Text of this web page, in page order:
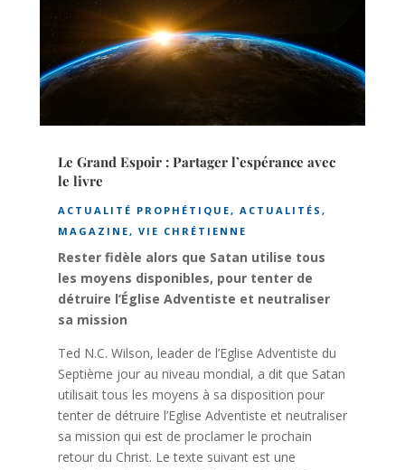
Le Grand Espoir : Partager l’espérance avec
le livre
ACTUALITÉ PROPHÉTIQUE, ACTUALITÉS ,
MAGAZINE, VIE CHRÉTIENNE
Rester fidèle alors que Satan utilise tous
les moyens disponibles, pour tenter de
détruire l’Église Adventiste et neutraliser
sa mission
Ted N.C. Wilson, leader de l’Eglise Adventiste du
Septième jour au niveau mondial, a dit que Satan
utilisait tous les moyens à sa disposition pour
tenter de détruire l’Eglise Adventiste et neutraliser
sa mission qui est de proclamer le prochain
retour du Christ. Le texte suivant est une